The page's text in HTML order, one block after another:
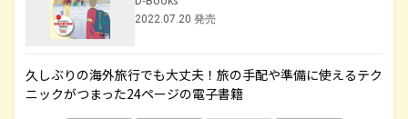
2022.07.20 発売
久しぶりの海外旅行でも大丈夫！旅の手配や準備に使えるテク
ニックがつまった24ページの電子書籍